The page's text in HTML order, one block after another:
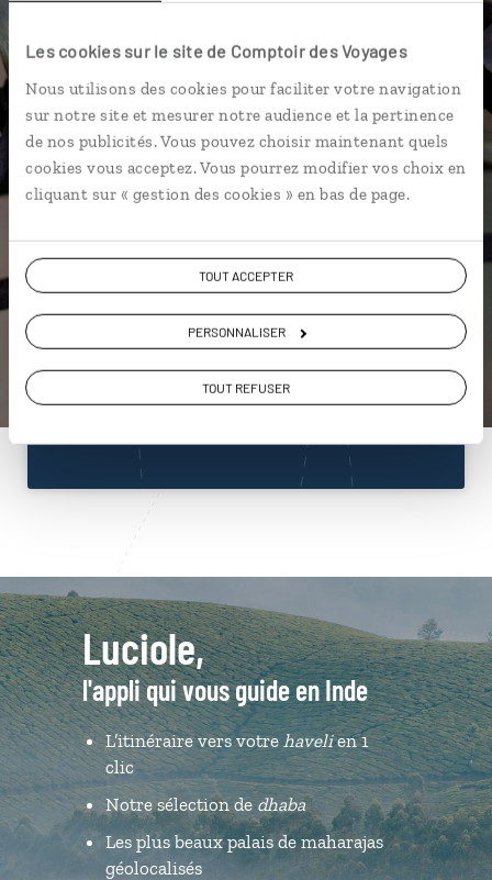
Les cookies sur le site de Comptoir des Voyages
Nous utilisons des cookies pour faciliter votre navigation
sur notre site et mesurer notre audience et la pertinence
de nos publicités. Vous pouvez choisir maintenant quels
cookies vous acceptez. Vous pourrez modifier vos choix en
cliquant sur « gestion des cookies » en bas de page.
TOUT ACCEPTER
PERSONNALISER
TOUT REFUSER
connectés en agence, mais aussi par email ou
Vous gardez le même interlocuteur avant,
pendant et après votre voyage.
DEMANDER UN DEVIS
ou
Construisez votre voyage avec un spécialiste Inde
01 86 95 65 25
Luciole,
l'appli qui vous guide en Inde
L’itinéraire vers votre havelien 1
clic
Notre sélection de dhaba
Les plus beaux palais de maharajas
géolocalisés